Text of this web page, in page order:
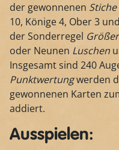
der gewonnenen Stiche
10, Könige 4, Ober 3
der Sonderregel
oder Neunen Luschen
Insgesamt sind 240
Punktwertungwerden
gewonnenen Karten
addiert.
Ausspielen: